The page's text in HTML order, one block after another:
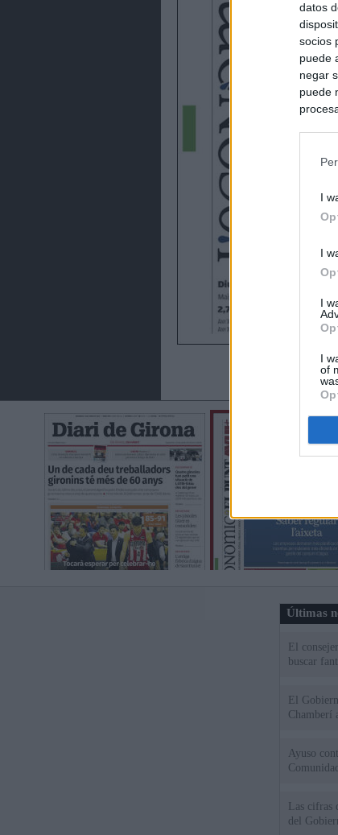
datos
socios
puede
negar
puede
I
I
I
I
of
Últimas
El
buscar
El
Chamberí
Ayuso
Las
del